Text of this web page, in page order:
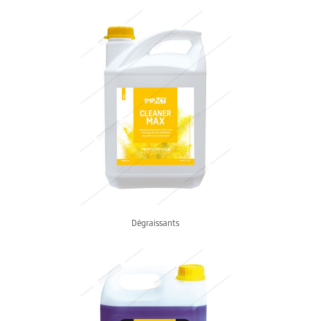
Dégraissants